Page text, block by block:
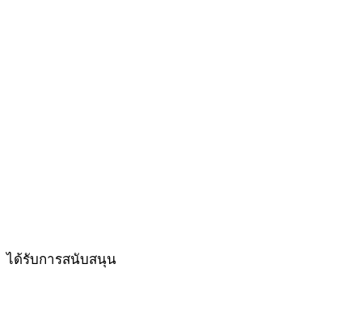
ได้รับการสนับสนุน